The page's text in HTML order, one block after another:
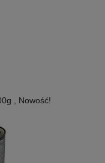
, Nowość!